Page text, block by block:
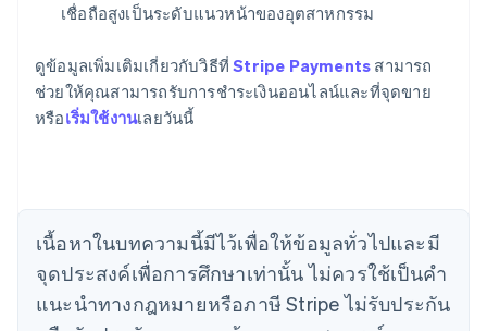
เชื่อถือสูงเป็นระดับแนวหน้าของอุตสาหกรรม
ดูข้อมูลเพิ่มเติมเกี่ยวกับวิธีที่Stripe Payments สามารถ
ช่วยให้คุณสามารถรับการชำระเงินออนไลน์และที่จุดขาย
หรือเริ่มใช้งานเลยวันนี้
เนื้อหาในบทความนี้มีไว้เพื่อให้ข้อมูลทั่วไปและมี
จุดประสงค์เพื่อการศึกษาเท่านั้น ไม่ควรใช้เป็นคํา
แนะนําทางกฎหมายหรือภาษี Stripe ไม่รับประกัน
กรีซ
English
เขตบริหารพิเศษฮ่องกง ประเทศจีน
โครเอเชีย
จีนแผ่นดินใหญ่
简体中文English
ไซปรัส
English